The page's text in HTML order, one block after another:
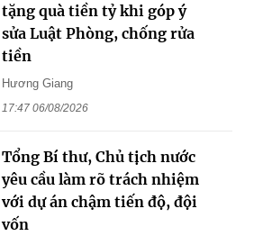
tặng quà tiền tỷ khi góp ý
sửa Luật Phòng, chống rửa
tiền
Hương Giang
17:47 06/08/2026
Tổng Bí thư, Chủ tịch nước
yêu cầu làm rõ trách nhiệm
với dự án chậm tiến độ, đội
vốn